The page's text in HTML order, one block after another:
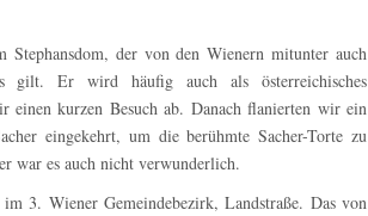
der von den Wienern mitunter auch
gilt. Er wird häufig auch als österreichisches
einen kurzen Besuch ab. Danach flanierten wir ein
eingekehrt, um die berühmte Sacher-Torte zu
war es auch nicht verwunderlich.
3. Wiener Gemeindebezirk, Landstraße. Das von